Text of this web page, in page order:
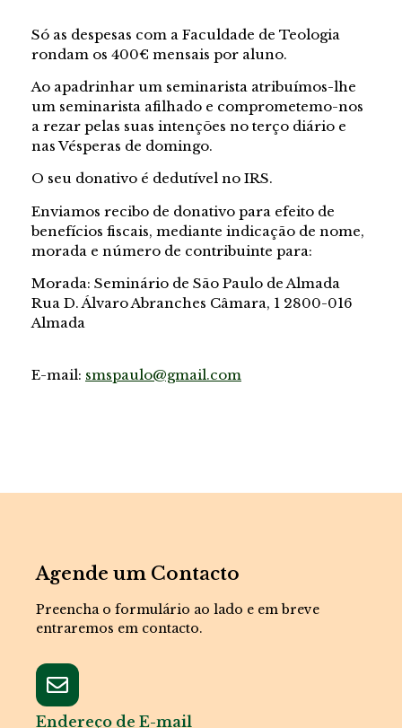
Só as despesas com a Faculdade de Teologia
rondam os 400€ mensais por aluno.
Ao apadrinhar um seminarista atribuímos-lhe
um seminarista afilhado e comprometemo-nos
a rezar pelas suas intenções no terço diário e
nas Vésperas de domingo.
O seu donativo é dedutível no IRS.
Enviamos recibo de donativo para efeito de
benefícios fiscais, mediante indicação de nome,
morada e número de contribuinte para:
Morada: Seminário de São Paulo de Almada
Rua D. Álvaro Abranches Câmara, 1 2800-016
Almada
E-mail: smspaulo@gmail.com
Agende um Contacto
Preencha o formulário ao lado e em breve
entraremos em contacto.
Endereço de E-mail